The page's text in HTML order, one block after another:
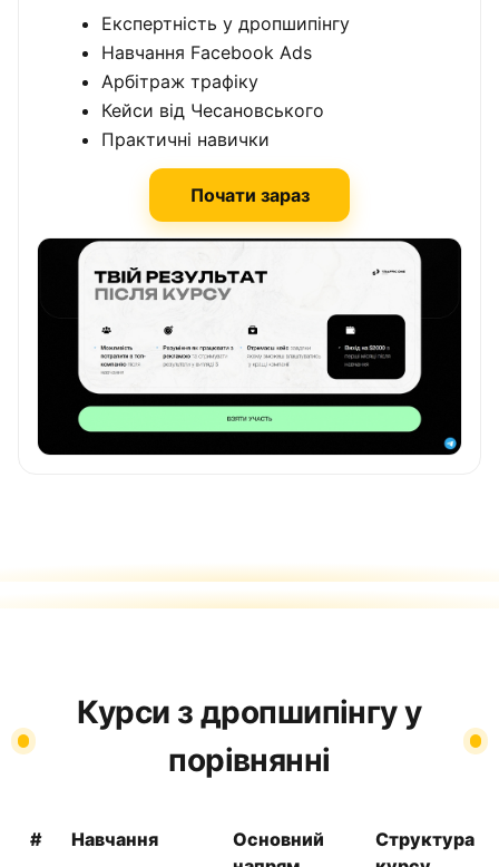
Експертність у дропшипінгу
Навчання Facebook Ads
Арбітраж трафіку
Кейси від Чесановського
Практичні навички
Почати зараз
Курси з дропшипінгу у
порівнянні
# Навчання
Основний
Структура